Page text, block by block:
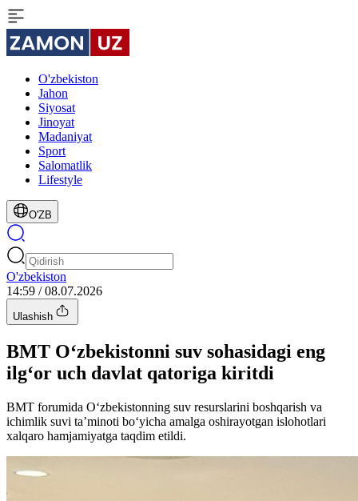
O'zbekiston
Jahon
Siyosat
Jinoyat
Madaniyat
Sport
Salomatlik
Lifestyle
O'ZB
O'zbekiston
14:59 / 08.07.2026
Ulashish
BMT O‘zbekistonni suv sohasidagi eng
ilg‘or uch davlat qatoriga kiritdi
BMT forumida O‘zbekistonning suv resurslarini boshqarish va
ichimlik suvi ta’minoti bo‘yicha amalga oshirayotgan islohotlari
xalqaro hamjamiyatga taqdim etildi.